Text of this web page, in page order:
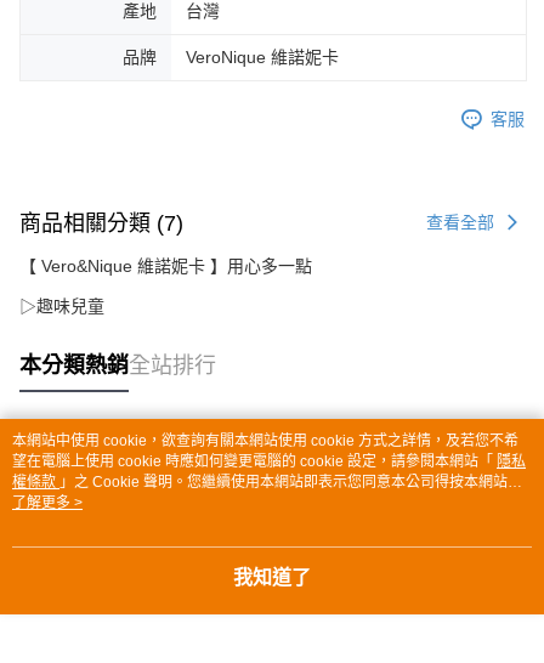
產地 台灣
品牌 VeroNique 維諾妮卡
客服
商品相關分類 (7) 查看全部
【 Vero&Nique 維諾妮卡 】用心多一點
▷趣味兒童
本分類熱銷全站排行
熱門標籤
本網站中使用 cookie，欲查詢有關本網站使用 cookie 方式之詳情，及若您不希
望在電腦上使用 cookie 時應如何變更電腦的 cookie 設定，請參閱本網站「 隱私
權條款 」之 Cookie 聲明。您繼續使用本網站即表示您同意本公司得按本網站使
用條款之 Cookie 聲明使用 cookie。
了解更多 >
我知道了